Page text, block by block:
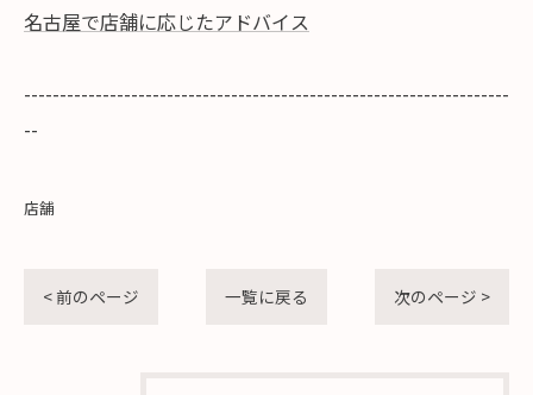
名古屋で店舗に応じたアドバイス
--------------------------------------------------------------------
--
店舗
< 前のページ 一覧に戻る 次のページ >